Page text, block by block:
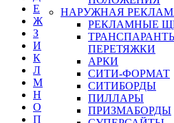
НАРУЖНАЯ
РЕКЛАМНЫЕ
ПЕРЕТЯЖКИ
АРКИ
СИТИ-ФОРМАТ
СИТИБОРДЫ
ПИЛЛАРЫ
ПРИЗМАБОРДЫ
Е
Ж
З
И
К
Л
М
Н
О
П